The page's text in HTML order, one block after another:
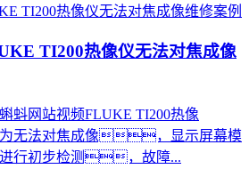
TI200热像仪无法对焦成像
蚪网站视频FLUKE TI200热像
无法对焦成像，显示屏幕模
行初步检测，故障...